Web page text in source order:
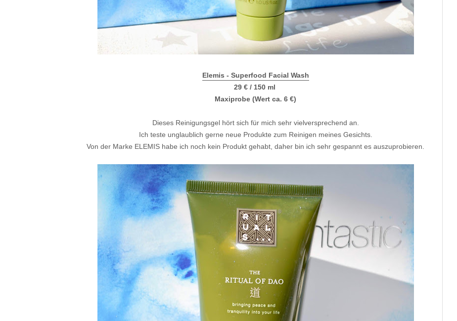
Elemis - Superfood Facial Wash
29 € / 150 ml
Maxiprobe (Wert ca. 6 €)
Dieses Reinigungsgel hört sich für mich sehr vielversprechend an.
Ich teste unglaublich gerne neue Produkte zum Reinigen meines Gesichts.
Von der Marke ELEMIS habe ich noch kein Produkt gehabt, daher bin ich sehr gespannt es auszuprobieren.